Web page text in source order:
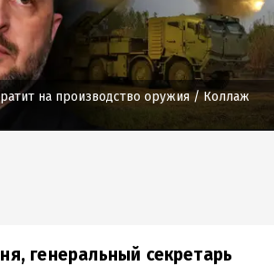
на производство оружия/ Коллаж
генеральный секретарь